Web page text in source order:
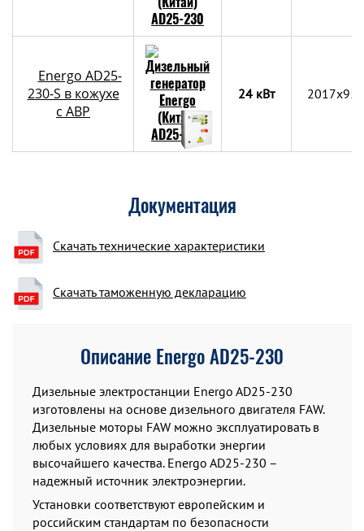
Energo AD25-
230-S в кожухе
с АВР
24 кВт
Документация
Скачать технические характеристики
Скачать таможенную декларацию
Описание Energo AD25-230
Дизельные электростанции Energo AD25-230
изготовлены на основе дизельного двигателя FAW.
Дизельные моторы FAW можно эксплуатировать в
любых условиях для выработки энергии
высочайшего качества. Energo AD25-230 –
надежный источник электроэнергии.
Установки соответствуют европейским и
российским стандартам по безопасности